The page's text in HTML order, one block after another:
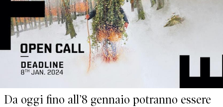
Da oggi fino all’8 gennaio potranno essere